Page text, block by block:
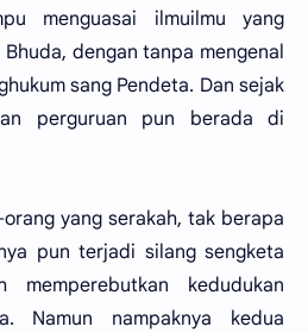
menguasai ilmuilmu yang
dengan tanpa mengenal
sang Pendeta. Dan sejak
perguruan pun berada di
yang serakah, tak berapa
pun terjadi silang sengketa
memperebutkan kedudukan
Namun nampaknya kedua